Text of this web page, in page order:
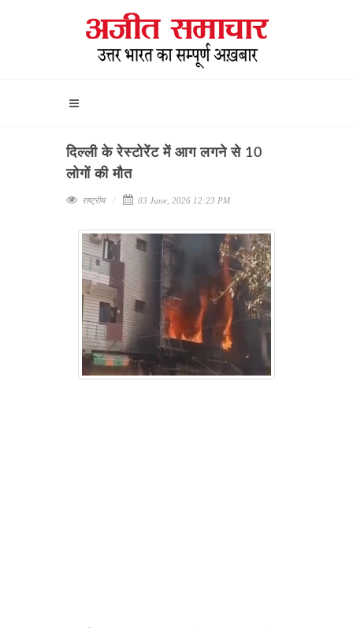
दिल्ली के रेस्टोरेंट में आग लगने से 10
लोगों की मौत
राष्ट्रीय 03 June, 2026 12:23 PM